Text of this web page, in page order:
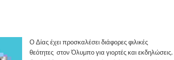
Ο Δίας έχει προσκαλέσει διάφορες φιλικές
θεότητες στον Όλυμπο για γιορτές και εκδηλώσεις.